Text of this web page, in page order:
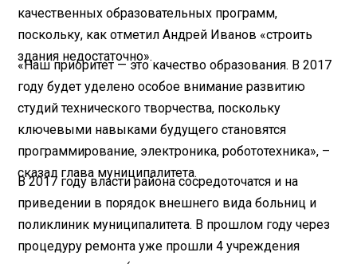
качественных образовательных программ,
поскольку, как отметил Андрей Иванов «строить
здания недостаточно».
«Наш приоритет — это качество образования. В 2017
году будет уделено особое внимание развитию
студий технического творчества, поскольку
ключевыми навыками будущего становятся
программирование, электроника, робототехника», –
сказал глава муниципалитета.
В 2017 году власти района сосредоточатся и на
приведении в порядок внешнего вида больниц и
поликлиник муниципалитета. В прошлом году через
процедуру ремонта уже прошли 4 учреждения